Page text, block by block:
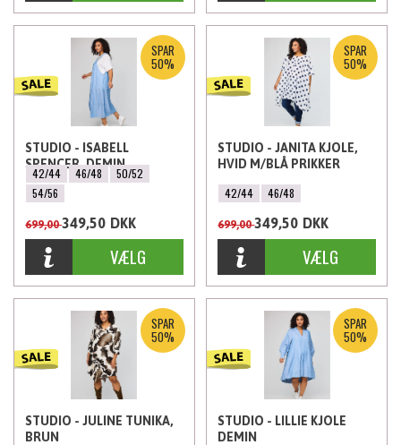
SPAR
50%
STUDIO - ISABELL
SPENCER, DEMIN
42/44 46/48
50/52
54/56
699,00349,50 DKK
SPAR
50%
STUDIO - JANITA KJOLE,
HVID M/BLÅ PRIKKER
42/44 46/48
699,00349,50 DKK
SPAR
50%
STUDIO - JULINE TUNIKA,
BRUN
SPAR
50%
STUDIO - LILLIE KJOLE
DEMIN